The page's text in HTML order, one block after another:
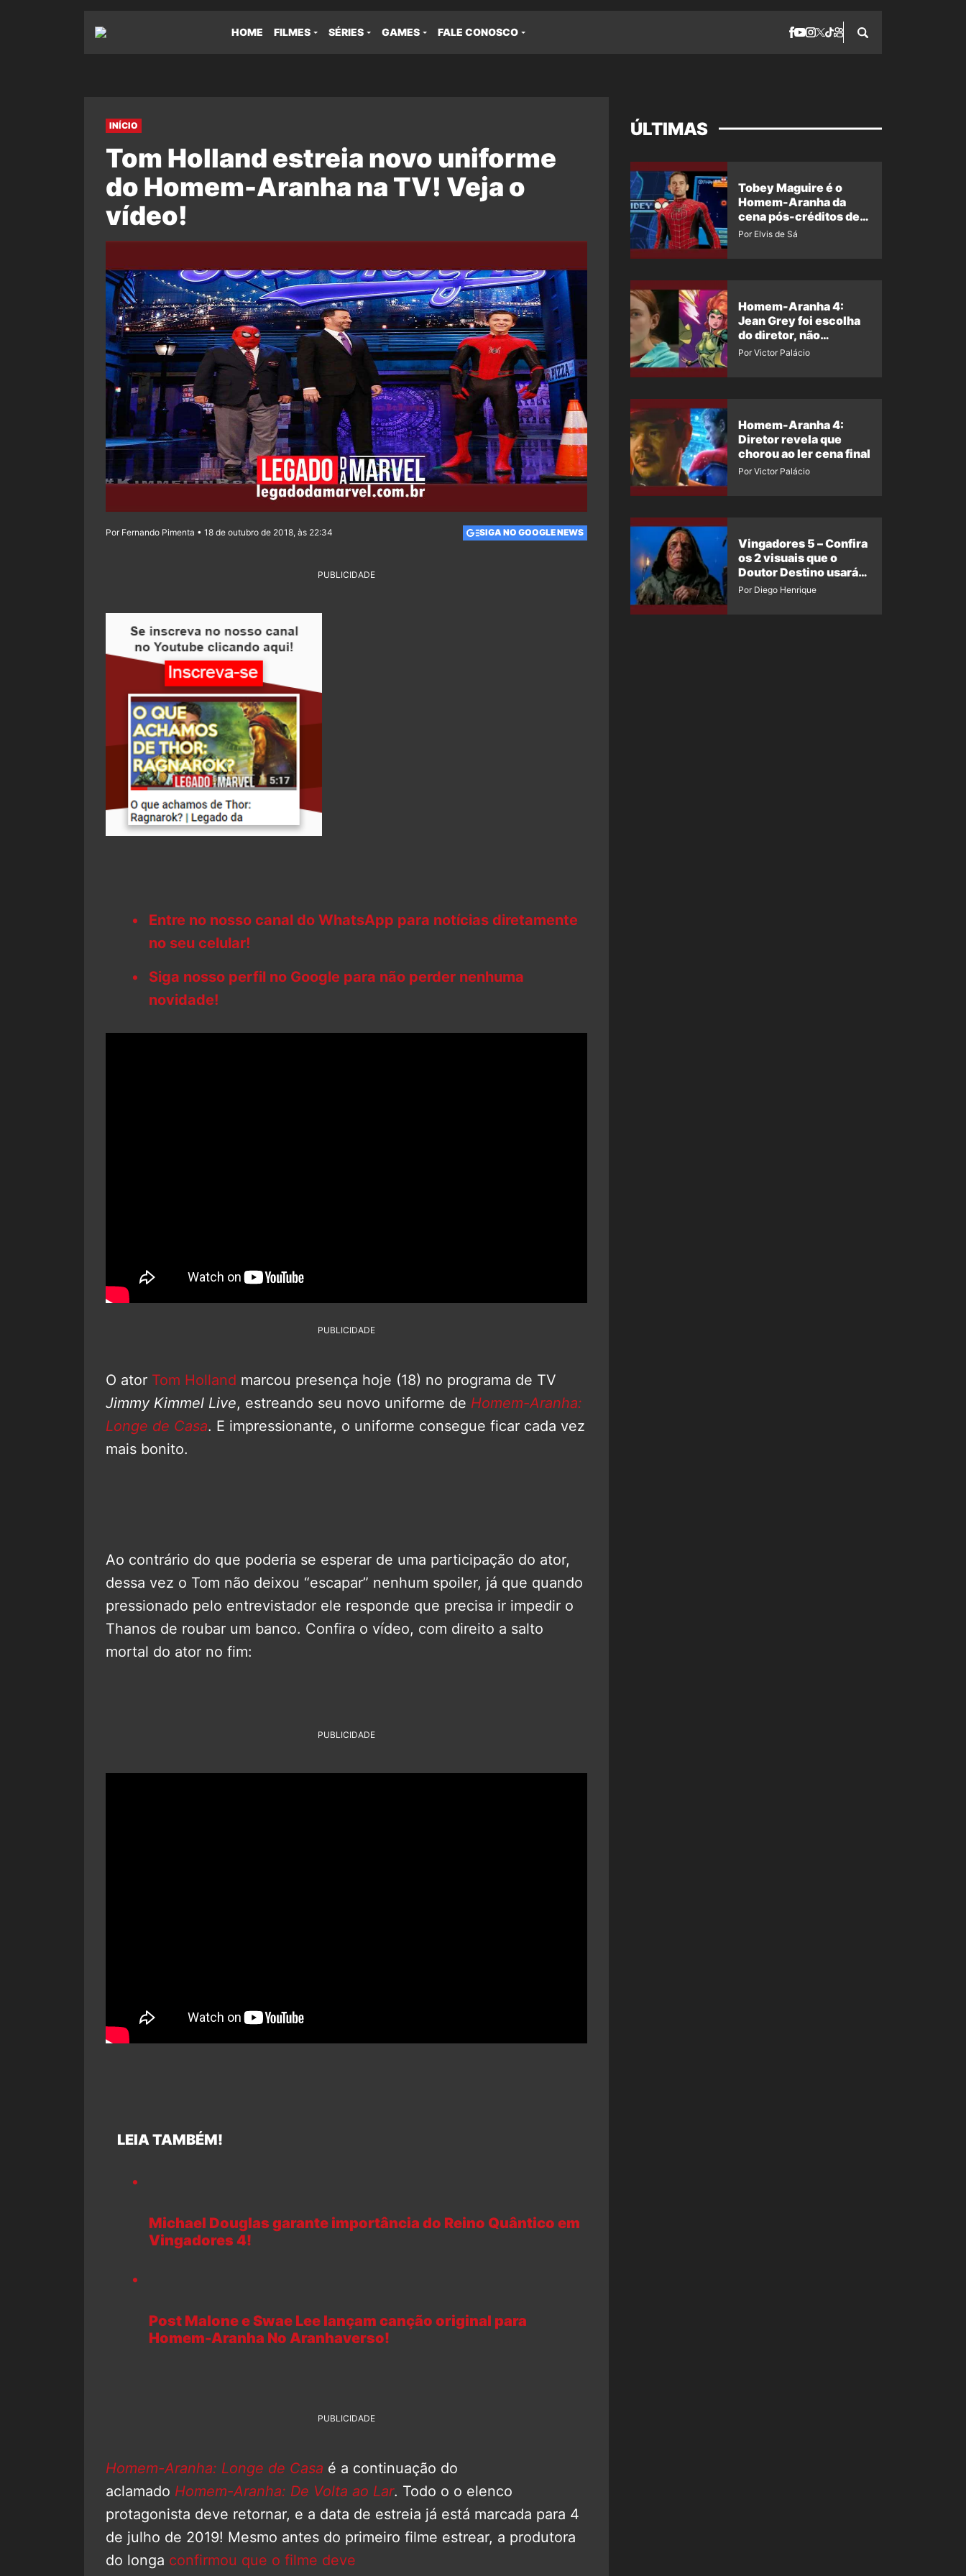
HOME FILMES SÉRIES GAMES FALE CONOSCO
INÍCIO
Tom Holland estreia novo uniforme
do Homem-Aranha na TV! Veja o
vídeo!
Por Fernando Pimenta • 18 de outubro de 2018, às 22:34 SIGA NO GOOGLE NEWS
PUBLICIDADE
Entre no nosso canal do WhatsApp para notícias diretamente
no seu celular!
Siga nosso perfil no Google para não perder nenhuma
novidade!
PUBLICIDADE
O ator Tom Holland marcou presença hoje (18) no programa de TV
Jimmy Kimmel Live, estreando seu novo uniforme de Homem-Aranha:
Longe de Casa. E impressionante, o uniforme consegue ficar cada vez
mais bonito.
Ao contrário do que poderia se esperar de uma participação do ator,
dessa vez o Tom não deixou “escapar” nenhum spoiler, já que quando
pressionado pelo entrevistador ele responde que precisa ir impedir o
Thanos de roubar um banco. Confira o vídeo, com direito a salto
mortal do ator no fim:
PUBLICIDADE
LEIA TAMBÉM!
Michael Douglas garante importância do Reino Quântico em
Vingadores 4!
Post Malone e Swae Lee lançam canção original para
Homem-Aranha No Aranhaverso!
PUBLICIDADE
Homem-Aranha: Longe de Casa é a continuação do
aclamado Homem-Aranha: De Volta ao Lar. Todo o o elenco
protagonista deve retornar, e a data de estreia já está marcada para 4
de julho de 2019! Mesmo antes do primeiro filme estrear, a produtora
do longa confirmou que o filme deve
ÚLTIMAS
Tobey Maguire é o
Homem-Aranha da
cena pós-créditos de
Um Novo Dia?
Por Elvis de Sá
Homem-Aranha 4:
Jean Grey foi escolha
do diretor, não
imposição da Marvel
Por Victor Palácio
Homem-Aranha 4:
Diretor revela que
chorou ao ler cena final
Por Victor Palácio
Vingadores 5 – Confira
os 2 visuais que o
Doutor Destino usará
no filme
Por Diego Henrique